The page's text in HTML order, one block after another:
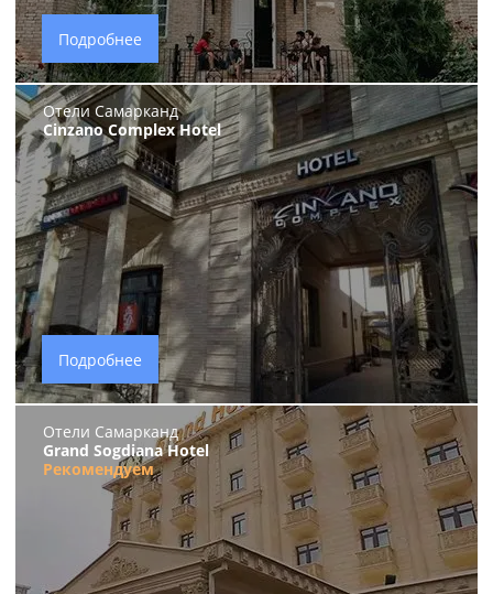
Подробнее
Отели Самарканд
Cinzano Complex Hotel
Подробнее
Отели Самарканд
Grand Sogdiana Hotel
Рекомендуем